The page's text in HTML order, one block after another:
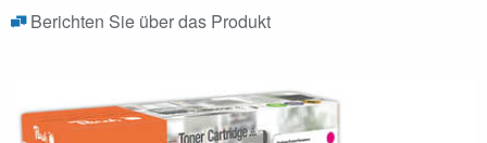
Berichten Sie über das Produkt